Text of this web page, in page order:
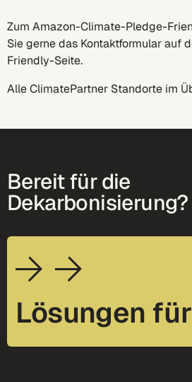
Zum Amazon-Climate-Pledge-
Sie gerne das Kontaktformular auf
Friendly-Seite.
AlleClimatePartner Standorte im
Bereit für die
Dekarbonisierung?
Lösungen